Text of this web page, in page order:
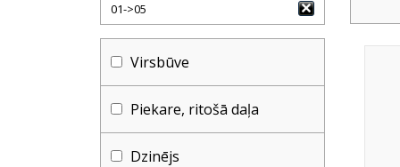
01->05
Virsbūve
Piekare, ritošā daļa
Dzinējs